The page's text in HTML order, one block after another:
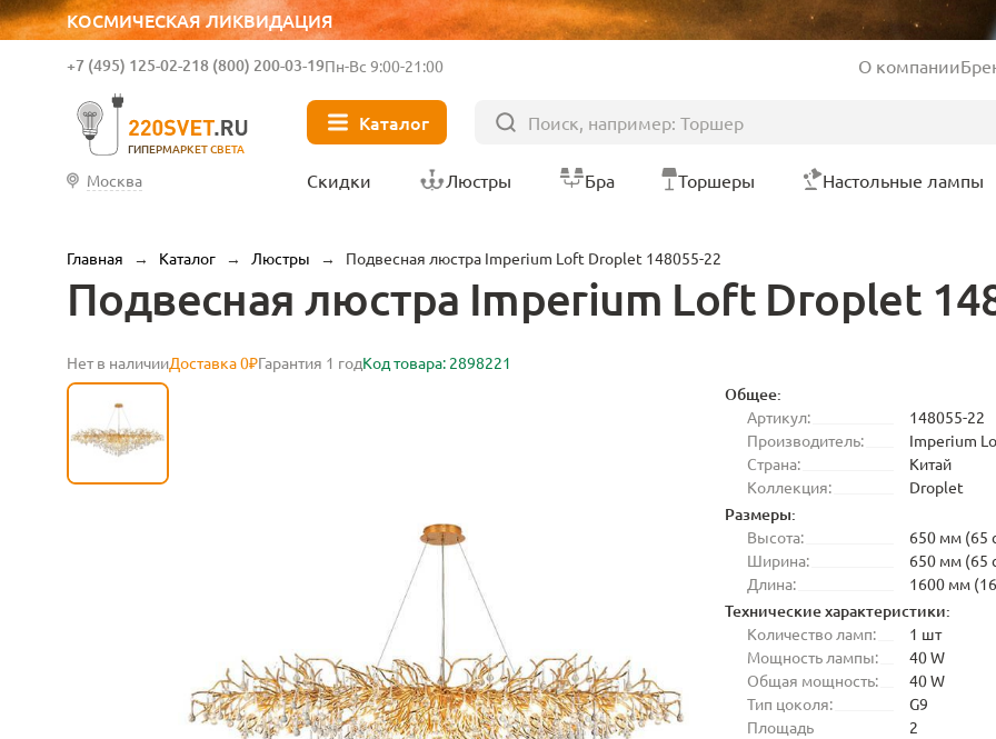
КОСМИЧЕСКАЯ ЛИКВИДАЦИЯ
ГИПЕРМАРКЕТ СВЕТА
+7 (495) 125-02-218 (800) 200-03-19Пн-Вс 9:00-21:00 О компании
Каталог
Москва Скидки Люстры Бра Торшеры Настольные лампы
Главная → Каталог → Люстры → Подвесная люстра Imperium Loft Droplet 148055-22
Подвесная люстра Imperium Loft Droplet
Нет в наличииДоставка 0₽Гарантия 1 годКод товара: 2898221
Общее:
Артикул:
148055-22
Производитель:
Imperium
Страна:
Китай
Коллекция:
Droplet
Размеры:
Высота:
650 мм (65
Ширина:
650 мм (65
Длина:
1600 мм
Технические характеристики:
Количество ламп:
1 шт
Мощность лампы:
40 W
Общая мощность:
40 W
Тип цоколя:
G9
Площадь
2